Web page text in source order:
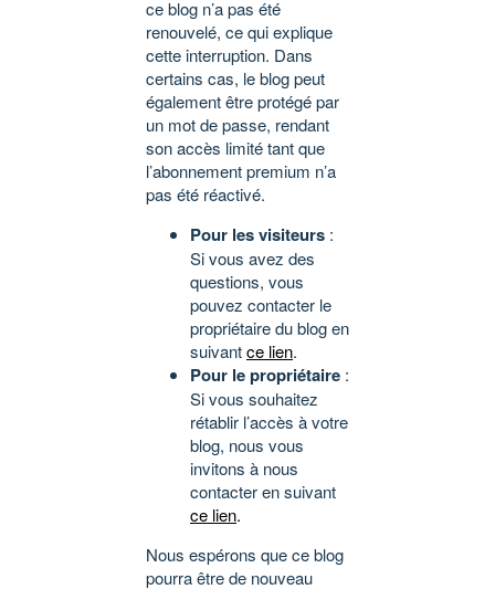
ce blog n’a pas été
renouvelé, ce qui explique
cette interruption. Dans
certains cas, le blog peut
également être protégé par
un mot de passe, rendant
son accès limité tant que
l’abonnement premium n’a
pas été réactivé.
Pour les visiteurs :
Si vous avez des
questions, vous
pouvez contacter le
propriétaire du blog en
suivantce lien.
Pour le propriétaire :
Si vous souhaitez
rétablir l’accès à votre
blog, nous vous
invitons à nous
contacter en suivant
ce lien.
Nous espérons que ce blog
pourra être de nouveau